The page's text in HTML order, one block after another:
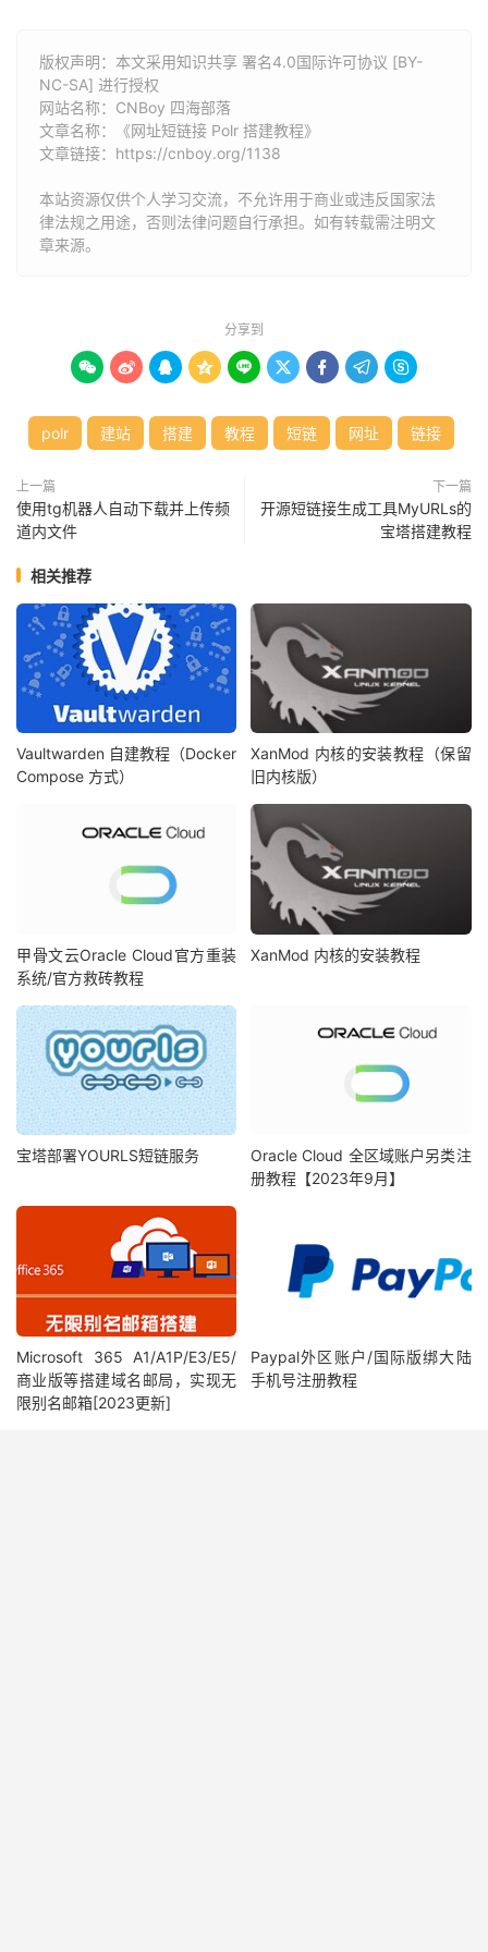
版权声明：本文采用知识共享 署名4.0国际许可协议 [BY-
NC-SA] 进行授权
网站名称： CNBoy 四海部落
文章名称：《网址短链接 Polr 搭建教程》
文章链接： https://cnboy.org/1138
本站资源仅供个人学习交流，不允许用于商业或违反国家法
律法规之用途，否则法律问题自行承担。如有转载需注明文
章来源。
分享到
        
polr 建站 搭建 教程 短链 网址 链接
上一篇
使用tg机器人自动下载并上传频
道内文件
下一篇
开源短链接生成工具MyURLs的
宝塔搭建教程
相关推荐
Vaultwarden 自建教程（Docker
Compose 方式）
XanMod 内核的安装教程（保留
旧内核版）
甲骨文云Oracle Cloud官方重装
系统/官方救砖教程
XanMod 内核的安装教程
宝塔部署YOURLS短链服务
Oracle Cloud 全区域账户另类注
册教程【2023年9月】
Microsoft 365 A1/A1P/E3/E5/
商业版等搭建域名邮局，实现无
限别名邮箱[2023更新]
Paypal外区账户/国际版绑大陆
手机号注册教程